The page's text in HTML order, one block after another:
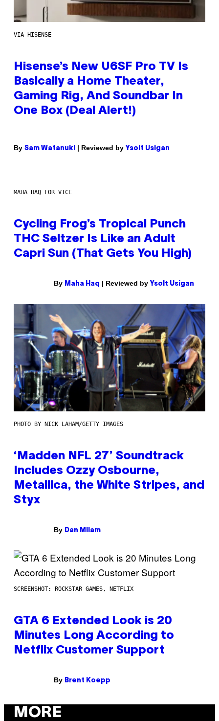
VIA HISENSE
Hisense’s New U6SF Pro TV Is
Basically a Home Theater,
Gaming Rig, And Soundbar In
One Box (Deal Alert!)
By Sam Watanuki | Reviewed by Ysolt Usigan
MAHA HAQ FOR VICE
Cycling Frog’s Tropical Punch
THC Seltzer Is Like an Adult
Capri Sun (That Gets You High)
By Maha Haq | Reviewed by Ysolt Usigan
PHOTO BY NICK LAHAM/GETTY IMAGES
‘Madden NFL 27’ Soundtrack
Includes Ozzy Osbourne,
Metallica, the White Stripes, and
Styx
By Dan Milam
SCREENSHOT: ROCKSTAR GAMES, NETFLIX
GTA 6 Extended Look is 20
Minutes Long According to
Netflix Customer Support
By Brent Koepp
MORE